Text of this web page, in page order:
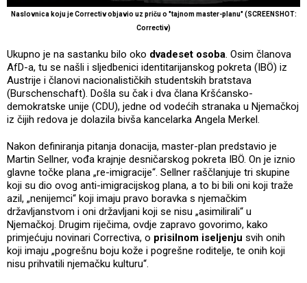
Naslovnica koju je Correctiv objavio uz priču o "tajnom master-planu" (SCREENSHOT:
Correctiv)
Ukupno je na sastanku bilo oko dvadeset osoba . Osim članova
AfD-a, tu se našli i sljedbenici identitarijanskog pokreta (IBÖ) iz
Austrije i članovi nacionalističkih studentskih bratstava
(Burschenschaft). Došla su čak i dva člana Kršćansko-
demokratske unije (CDU), jedne od vodećih stranaka u Njemačkoj
iz čijih redova je dolazila bivša kancelarka Angela Merkel.
Nakon definiranja pitanja donacija, master-plan predstavio je
Martin Sellner, vođa krajnje desničarskog pokreta IBÖ. On je iznio
glavne točke plana „re-imigracije“. Sellner raščlanjuje tri skupine
koji su dio ovog anti-imigracijskog plana, a to bi bili oni koji traže
azil, „nenijemci“ koji imaju pravo boravka s njemačkim
državljanstvom i oni državljani koji se nisu „asimilirali“ u
Njemačkoj. Drugim riječima, ovdje zapravo govorimo, kako
primjećuju novinari Correctiva, o prisilnom iseljenju svih onih
koji imaju „pogrešnu boju kože i pogrešne roditelje, te onih koji
nisu prihvatili njemačku kulturu“.